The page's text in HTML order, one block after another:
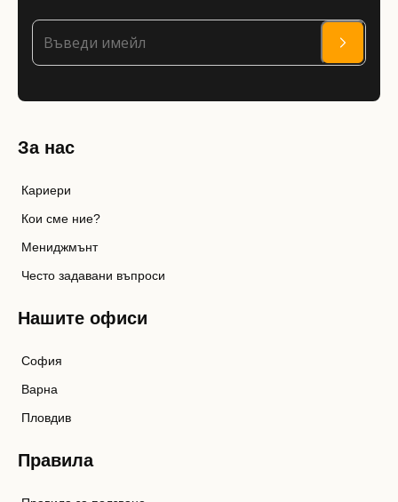
За нас
Кариери
Кои сме ние?
Мениджмънт
Често задавани въпроси
Нашите офиси
София
Варна
Пловдив
Правила